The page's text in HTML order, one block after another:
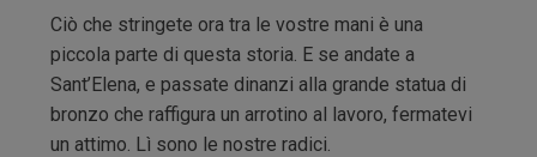
Ciò che stringete ora tra le vostre mani è una
piccola parte di questa storia. E se andate a
Sant’Elena, e passate dinanzi alla grande statua di
bronzo che raffigura un arrotino al lavoro, fermatevi
un attimo. Lì sono le nostre radici.